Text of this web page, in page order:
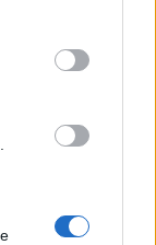
below Google
frenar la caída
Precio